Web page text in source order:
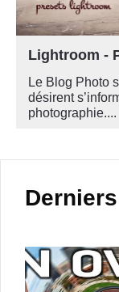
Lightroom -
Le Blog Photo
désirent
photographie....